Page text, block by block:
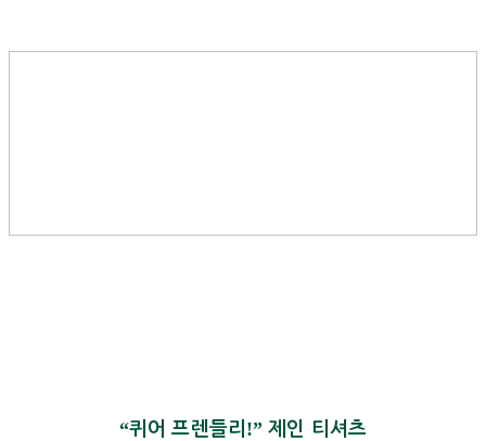
“퀴어 프렌들리 !”제인 티셔츠